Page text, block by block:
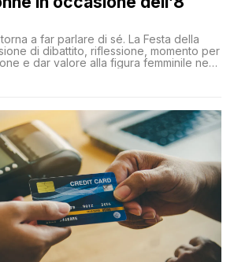
a far parlare di sé. La Festa della
di dibattito, riflessione, momento per
e dar valore alla figura femminile nella
A lanciare un messaggio “forte e